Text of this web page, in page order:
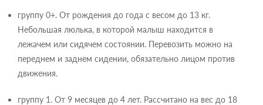
группу 0+. От рождения до года с весом до 13 кг.
Небольшая люлька, в которой малыш находится в
лежачем или сидячем состоянии. Перевозить можно на
переднем и заднем сидении, обязательно лицом против
движения.
группу 1. От 9 месяцев до 4 лет. Рассчитано на вес до 18